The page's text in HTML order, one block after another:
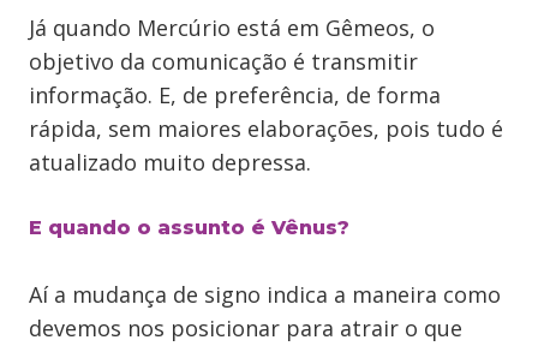
Já quando Mercúrio está em Gêmeos, o
objetivo da comunicação é transmitir
informação. E, de preferência, de forma
rápida, sem maiores elaborações, pois tudo é
atualizado muito depressa.
E quando o assunto é Vênus?
Aí a mudança de signo indica a maneira como
devemos nos posicionar para atrair o que